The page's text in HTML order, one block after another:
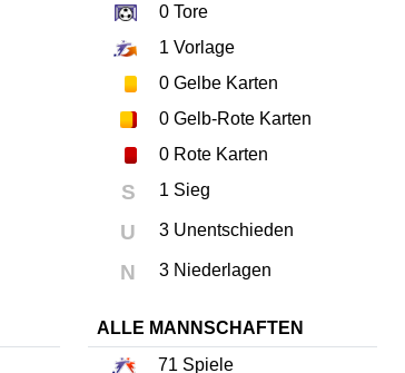
0Tore
1 Vorlage
0Gelbe Karten
0Gelb-Rote Karten
0Rote Karten
S 1 Sieg
U 3 Unentschieden
N 3 Niederlagen
ALLE MANNSCHAFTEN
71 Spiele